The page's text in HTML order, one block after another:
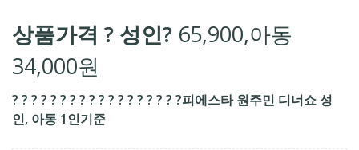
상품가격 ? 성인? 65,900,아동
34,000원
? ? ? ? ? ? ? ? ? ? ? ? ? ? ? ? ? ?피에스타 원주민 디너쇼 성
인, 아동 1인기준